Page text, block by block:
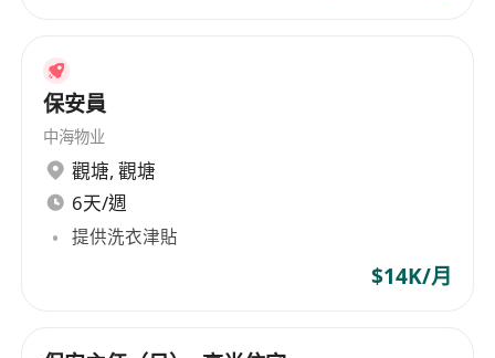
保安員
中海物业
觀塘, 觀塘
6天/週
提供洗衣津貼
$14K/月